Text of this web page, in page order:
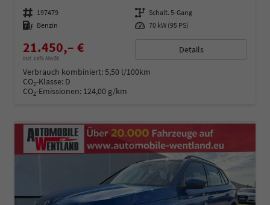
Fahrzeugnummer 197479 Getriebe Schalt. 5-Gang
Kraftstoff Benzin Leistung 70 kW (95 PS)
21.450,– €
incl. 19% MwSt.
Details
Verbrauch kombiniert:5,50 l/100km
CO2-Klasse: D
CO2-Emissionen: 124,00 g/km